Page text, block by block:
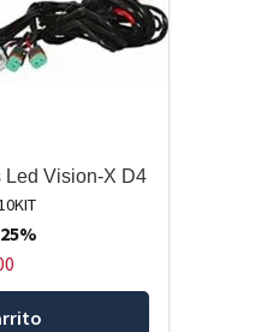
Led Vision-X D4
25%